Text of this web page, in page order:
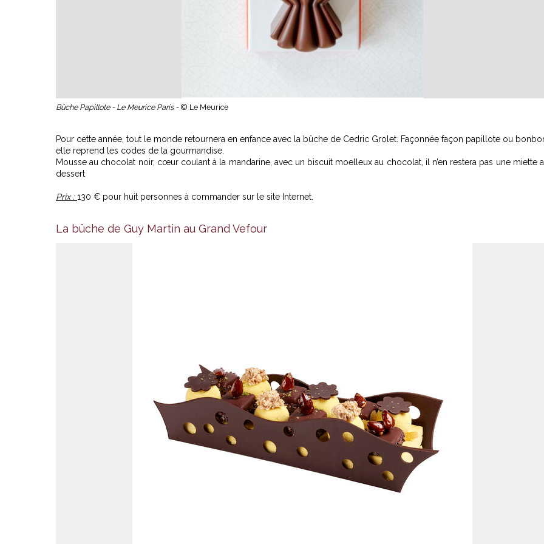
Bûche Papillote - Le Meurice Paris - © Le Meurice
Pour cette année, tout le monde retournera en enfance avec la bûche de Cedric Grolet. Façonnée façon papillote ou
elle reprend les codes de la gourmandise.
Mousse au chocolat noir, cœur coulant à la mandarine, avec un biscuit moelleux au chocolat, il n’en restera pas une miette
dessert
Prix :130 € pour huit personnes à commander sur le site Internet.
La bûche de Guy Martin au Grand Vefour